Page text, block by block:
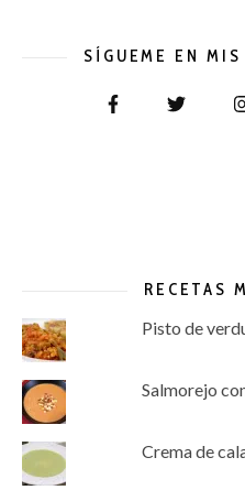
SÍGUEME EN
RECETAS
Pisto de
Salmorejo
Crema de